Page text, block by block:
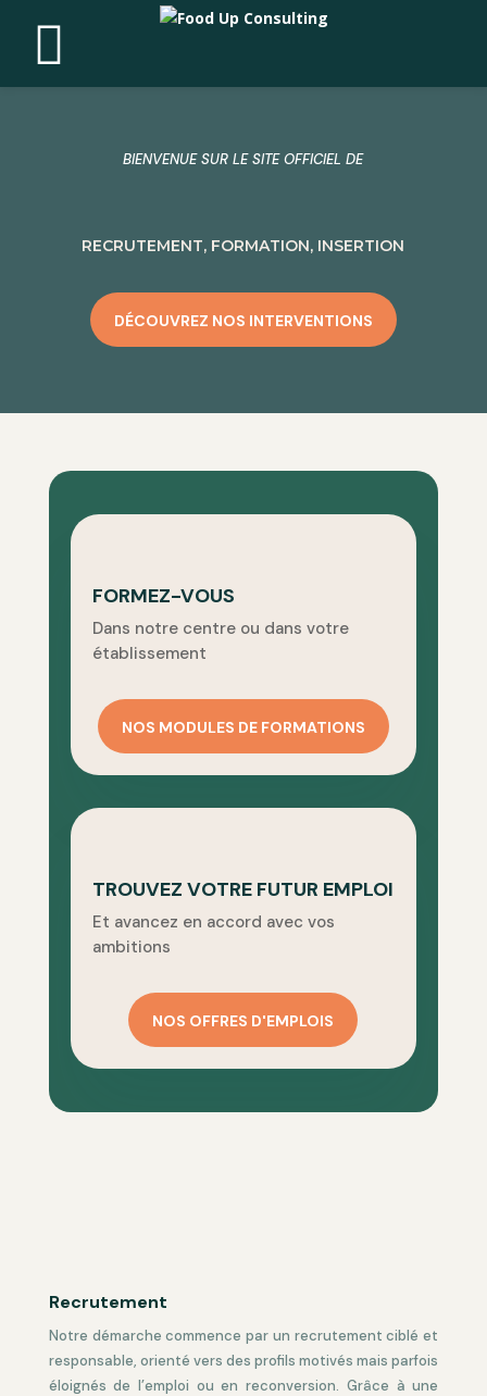
BIENVENUE SUR LE SITE OFFICIEL DE
RECRUTEMENT, FORMATION, INSERTION
DÉCOUVREZ NOS INTERVENTIONS
FORMEZ-VOUS
Dans notre centre ou dans votre
établissement
NOS MODULES DE FORMATIONS
TROUVEZ VOTRE FUTUR EMPLOI
Et avancez en accord avec vos
ambitions
NOS OFFRES D'EMPLOIS
Recrutement
Notre démarche commence par un recrutement ciblé et
responsable, orienté vers des profils motivés mais parfois
éloignés de l’emploi ou en reconversion. Grâce à une